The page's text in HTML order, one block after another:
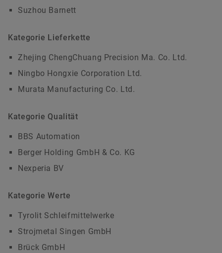
Suzhou Barnett
Kategorie Lieferkette
Zhejing ChengChuang Precision Ma. Co. Ltd.
Ningbo Hongxie Corporation Ltd.
Murata Manufacturing Co. Ltd.
Kategorie Qualität
BBS Automation
Berger Holding GmbH & Co. KG
Nexperia BV
Kategorie Werte
Tyrolit Schleifmittelwerke
Strojmetal Singen GmbH
Brück GmbH